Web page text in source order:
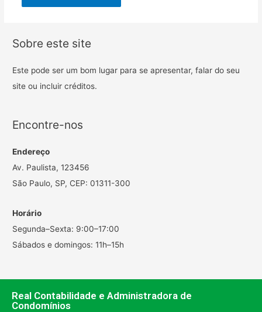
Sobre este site
Este pode ser um bom lugar para se apresentar, falar do seu
site ou incluir créditos.
Encontre-nos
Endereço
Av. Paulista, 123456
São Paulo, SP, CEP: 01311-300
Horário
Segunda–Sexta: 9:00–17:00
Sábados e domingos: 11h–15h
Real Contabilidade e Administradora de
Condomínios